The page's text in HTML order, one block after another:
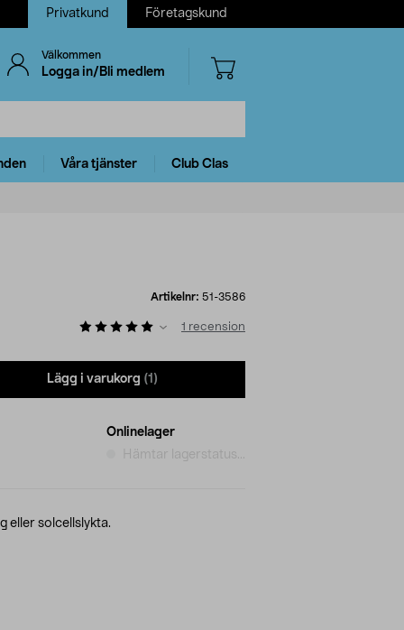
Privatkund Företagskund
Välkommen
Logga in/Bli medlem
Våra tjänster Club Clas
Artikelnr: 51-3586
1 recension
Lägg i varukorg (1)
Onlinelager
Hämtar lagerstatus...
eller solcellslykta.